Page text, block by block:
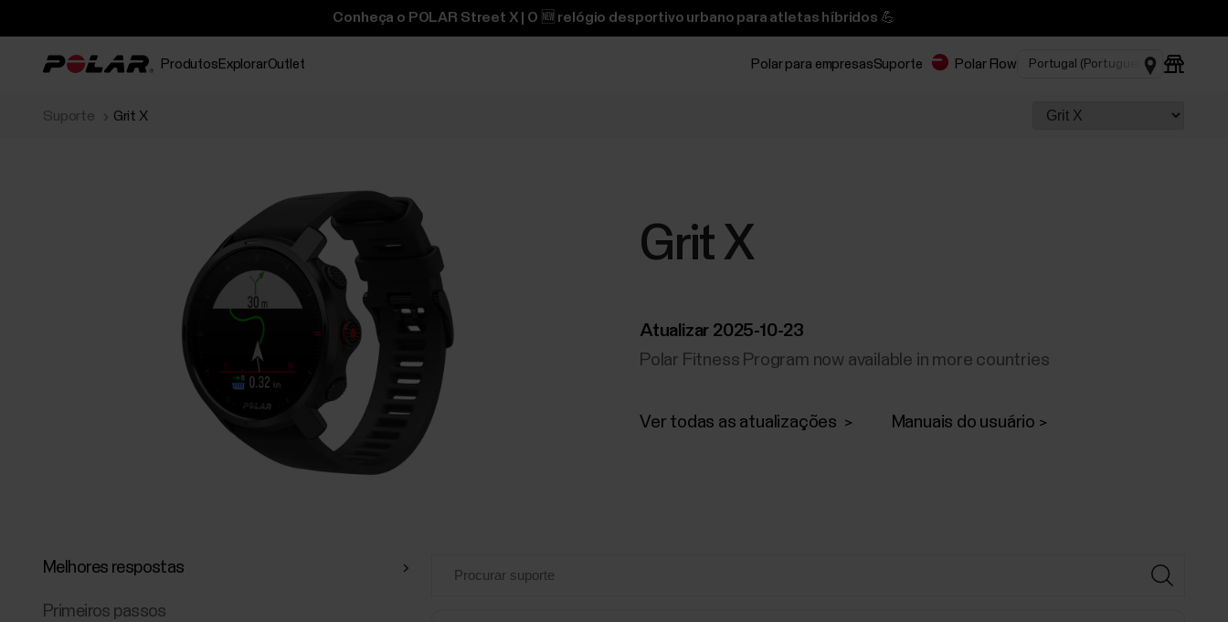
Conheça o POLAR Street X | O 🆕 relógio desportivo urbano para atletas híbridos 💪
Produtos ExplorarOutlet Polar para empresasSuporte Polar Flow
Suporte Grit X
Grit X
Atualizar 2025-10-23
Polar Fitness Program now available in more countries
Ver todas as atualizações Manuais do usuário
Melhores respostas
Primeiros passos